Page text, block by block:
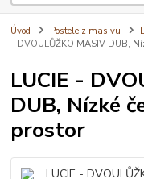
Úvod Postele z masivu
- DVOULŮŽKO MASIV DUB,
LUCIE -
DUB, Nízké
prostor